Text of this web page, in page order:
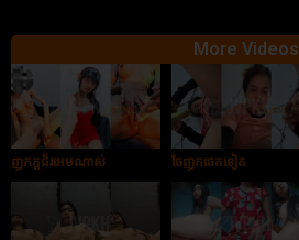
More Videos
ញុកក្ដជ័រអេមណាស់ ចែញុកចេកទៀត